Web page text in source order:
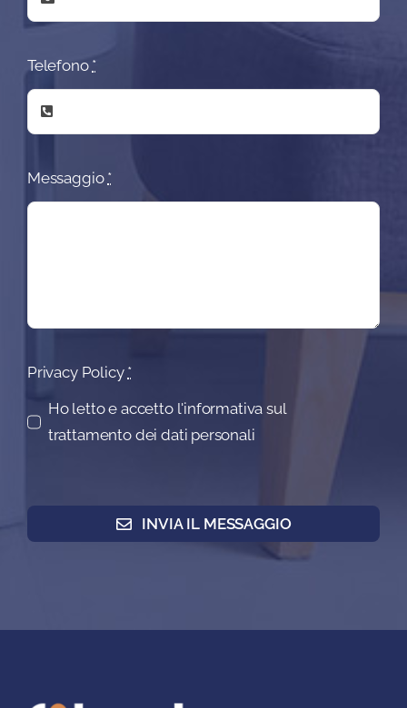
Telefono *
Messaggio *
Privacy Policy *
Ho letto e accetto l'informativa sul
trattamento dei dati personali
INVIA IL MESSAGGIO